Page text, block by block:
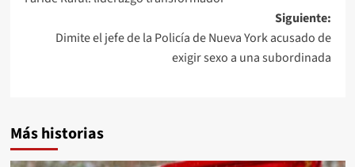
Siguiente:
Dimite el jefe de la Policía de Nueva York acusado de
exigir sexo a una subordinada
Más historias